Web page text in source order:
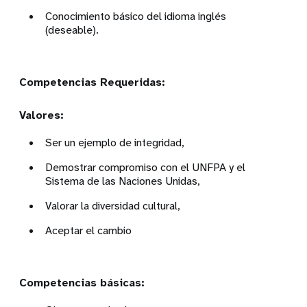
Conocimiento básico del idioma inglés
(deseable).
Competencias Requeridas:
Valores:
Ser un ejemplo de integridad,
Demostrar compromiso con el UNFPA y el
Sistema de las Naciones Unidas,
Valorar la diversidad cultural,
Aceptar el cambio
Competencias básicas: